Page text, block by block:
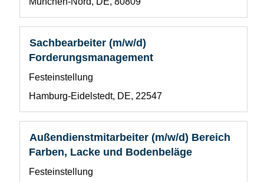
anzuzeigen.
1
Stelleninformationen
vollständig
Stellenbezeichnung
Sachbearbeiter (m/w/d)
Forderungsmanagement
Benutzerdefiniertes
1
Festeinstellung
Standort
Hamburg-Eidelstedt, DE, 22547
Drücken
Sie
Leertaste,
um
Stelleninformationen
vollständig
Stellenbezeichnung
Außendienstmitarbeiter (m/w/d) Bereich
Farben, Lacke und Bodenbeläge
Benutzerdefiniertes
Festeinstellung
Drücken
Sie
Leertaste,